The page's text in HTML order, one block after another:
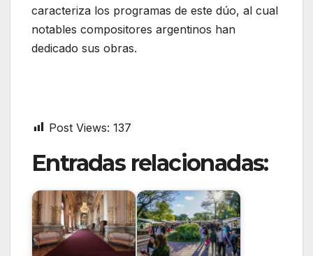
caracteriza los programas de este dúo, al cual
notables compositores argentinos han
dedicado sus obras.
Post Views: 137
Entradas relacionadas: